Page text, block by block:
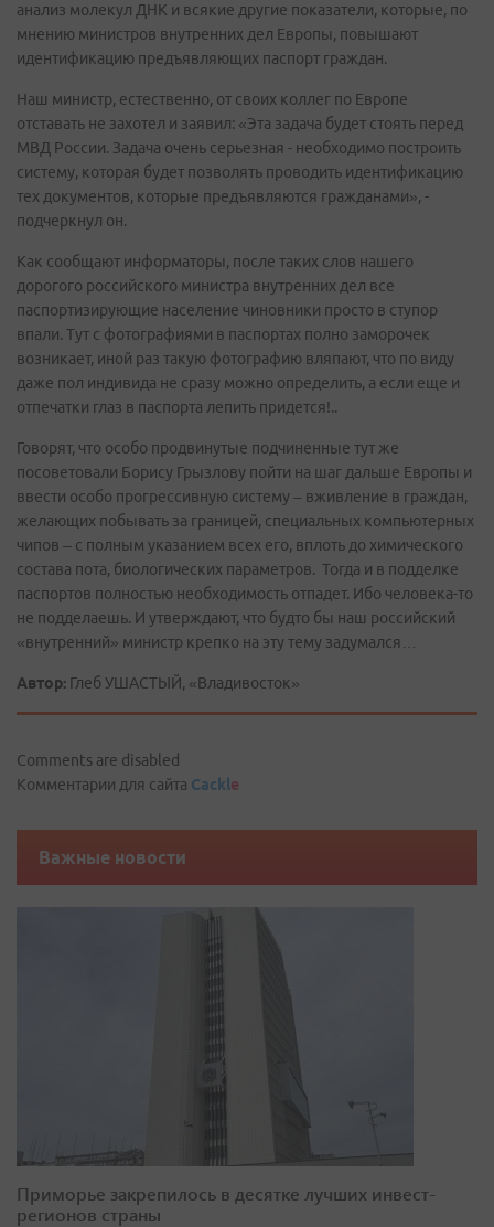
анализ молекул ДНК и всякие другие показатели, которые, по
мнению министров внутренних дел Европы, повышают
идентификацию предъявляющих паспорт граждан.
Наш министр, естественно, от своих коллег по Европе
отставать не захотел и заявил: «Эта задача будет стоять перед
МВД России. Задача очень серьезная - необходимо построить
систему, которая будет позволять проводить идентификацию
тех документов, которые предъявляются гражданами», -
подчеркнул он.
Как сообщают информаторы, после таких слов нашего
дорогого российского министра внутренних дел все
паспортизирующие население чиновники просто в ступор
впали. Тут с фотографиями в паспортах полно заморочек
возникает, иной раз такую фотографию вляпают, что по виду
даже пол индивида не сразу можно определить, а если еще и
отпечатки глаз в паспорта лепить придется!..
Говорят, что особо продвинутые подчиненные тут же
посоветовали Борису Грызлову пойти на шаг дальше Европы и
ввести особо прогрессивную систему – вживление в граждан,
желающих побывать за границей, специальных компьютерных
чипов – с полным указанием всех его, вплоть до химического
состава пота, биологических параметров. Тогда и в подделке
паспортов полностью необходимость отпадет. Ибо человека-то
не подделаешь. И утверждают, что будто бы наш российский
«внутренний» министр крепко на эту тему задумался…
Автор: Глеб УШАСТЫЙ, «Владивосток»
Comments are disabled
Комментарии для сайта Cackle
Важные новости
Приморье закрепилось в десятке лучших инвест-
регионов страны